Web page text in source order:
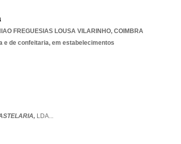
FREGUESIAS LOUSA VILARINHO, COIMBRA
e de confeitaria, em estabelecimentos
LDA...